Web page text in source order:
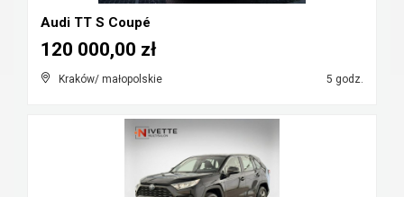
Audi TT S Coupé
Kraków/ małopolskie 5 godz.
120 000,00 zł